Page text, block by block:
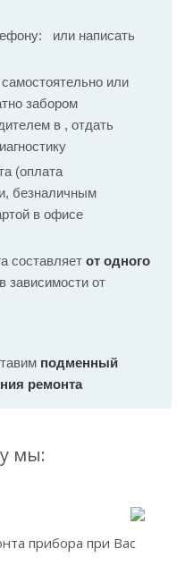
или написать
самостоятельно или
забором
в , отдать
(оплата
безналичным
в офисе
составляет от одного
зависимости от
подменный
ремонта
мы:
прибора при Вас